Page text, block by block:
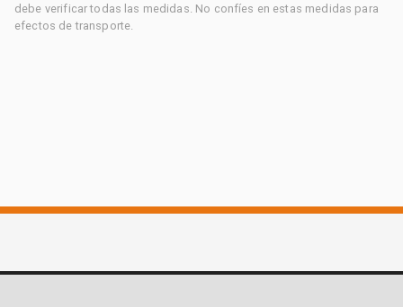
debe verificar todas las medidas. No confíes en estas medidas para
efectos de transporte.